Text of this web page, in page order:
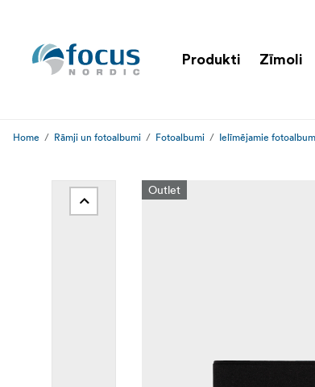
Produkti Zīmoli
Home Rāmji un fotoalbumi Fotoalbumi Ielīmējamie
Outlet